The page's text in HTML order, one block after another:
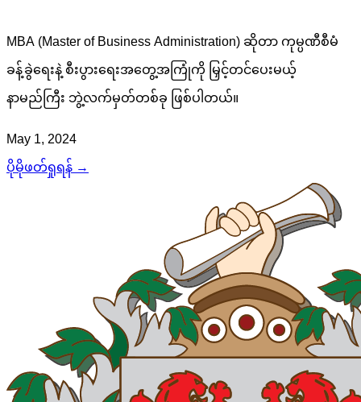
MBA (Master of Business Administration) ဆိုတာ ကုမ္ပဏီစီမံ
ခန့်ခွဲရေးနဲ့ စီးပွားရေးအတွေ့အကြုံကို မြှင့်တင်ပေးမယ့်
နာမည်ကြီး ဘွဲ့လက်မှတ်တစ်ခု ဖြစ်ပါတယ်။
May 1, 2024
ပိုမိုဖတ်ရှုရန် →